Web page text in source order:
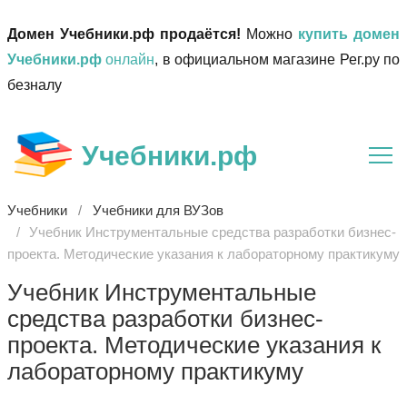
Домен Учебники.рф продаётся! Можно купить домен
Учебники.рф онлайн, в официальном магазине Рег.ру по
безналу
Учебники.рф
Учебники
Учебники для ВУЗов
Учебник Инструментальные средства разработки бизнес-
проекта. Методические указания к лабораторному практикуму
Учебник Инструментальные
средства разработки бизнес-
проекта. Методические указания к
лабораторному практикуму